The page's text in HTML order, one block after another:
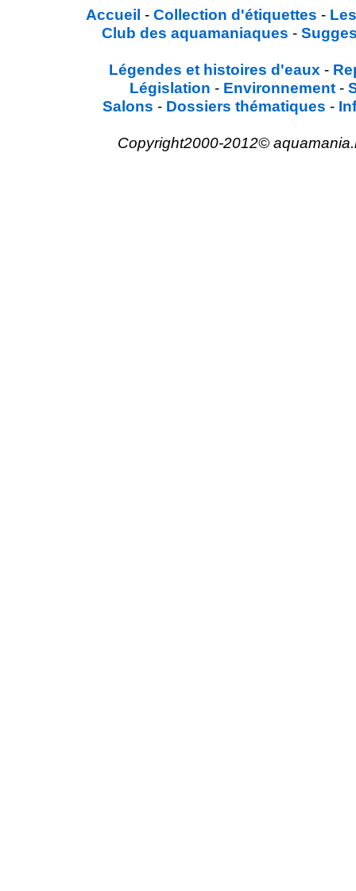
Accueil - Collection d'étiquettes -
Club des aquamaniaques -
Légendes et histoires d'eaux -
Législation - Environnement -
Salons - Dossiers thématiques -
Copyright2000-2012©